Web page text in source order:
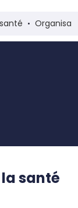
santé